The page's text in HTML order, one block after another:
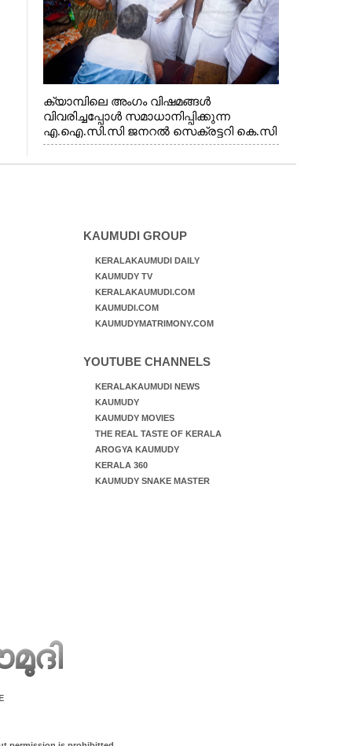
ചെറിയാൻ എം. എൽ. എ എന്നിവർ സമീപം
ക്യാമ്പിലെ അംഗം വിഷമങ്ങൾ
വിവരിച്ചപ്പോൾ സമാധാനിപ്പിക്കുന്ന
എ.ഐ.സി.സി ജനറൽ സെക്രട്ടറി കെ.സി
വേണുഗോപാൽ എം.പി. സഹകരണ-
എക്സൈസ് വകുപ്പ് മന്ത്രി എം. ലിജു,
KAUMUDI GROUP
KERALAKAUMUDI DAILY
KAUMUDY TV
KERALAKAUMUDI.COM
KAUMUDI.COM
KAUMUDYMATRIMONY.COM
YOUTUBE CHANNELS
KERALAKAUMUDI NEWS
KAUMUDY
KAUMUDY MOVIES
THE REAL TASTE OF KERALA
AROGYA KAUMUDY
KERALA 360
KAUMUDY SNAKE MASTER